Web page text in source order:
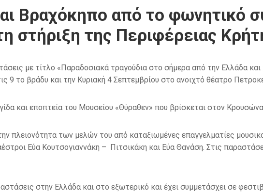
Βραχόκηπο από το φωνητικό
στήριξη της Περιφέρειας
με τίτλο «Παραδοσιακά τραγούδια στο σήμερα από την Ελλάδα και
το βράδυ και την Κυριακή 4 Σεπτεμβρίου στο ανοιχτό θέατρο
και εποπτεία του Μουσείου «Θύραθεν» που βρίσκεται στον
πλειονότητα των μελών του από καταξιωμένες επαγγελματίες
Εύα Κουτσογιαννάκη – Πιτσικάκη και Εύα Θανάση. Στις
στην Ελλάδα και στο εξωτερικό και έχει συμμετάσχει σε